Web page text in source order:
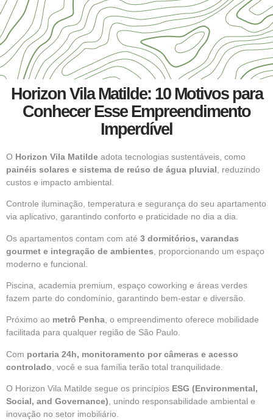
Horizon Vila Matilde: 10 Motivos para
Conhecer Esse Empreendimento
Imperdível
O Horizon Vila Matilde adota tecnologias sustentáveis, como
painéis solares e sistema de reúso de água pluvial , reduzindo
custos e impacto ambiental.
Controle iluminação, temperatura e segurança do seu apartamento
via aplicativo, garantindo conforto e praticidade no dia a dia.
Os apartamentos contam com até 3 dormitórios, varandas
gourmet e integração de ambientes , proporcionando um espaço
moderno e funcional.
Piscina, academia premium, espaço coworking e áreas verdes
fazem parte do condomínio, garantindo bem-estar e diversão.
Próximo ao metrô Penha, o empreendimento oferece mobilidade
facilitada para qualquer região de São Paulo.
Com portaria 24h, monitoramento por câmeras e acesso
controlado , você e sua família terão total tranquilidade.
O Horizon Vila Matilde segue os princípios ESG (Environmental,
Social, and Governance) , unindo responsabilidade ambiental e
inovação no setor imobiliário.